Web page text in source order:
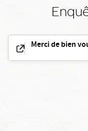
Merci de bien